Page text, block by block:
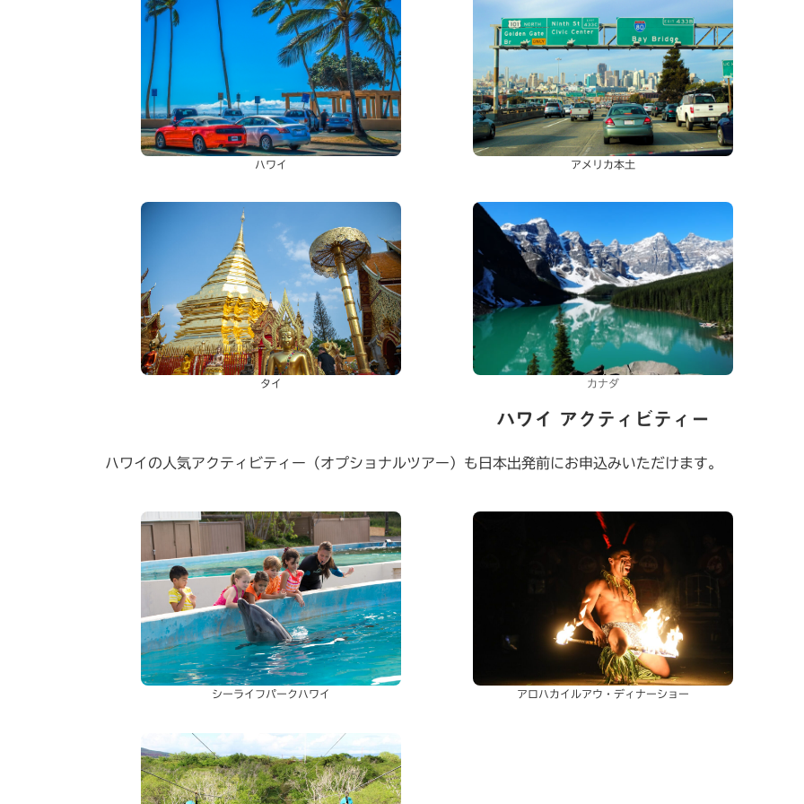
ハワイ アメリカ本土
タイ カナダ
ハワイ アクティビティー
ハワイの人気アクティビティー（オプショナルツアー）も日本出発前にお申込みいただけます。
シーライフパークハワイ アロハカイルアウ・ディナーショー